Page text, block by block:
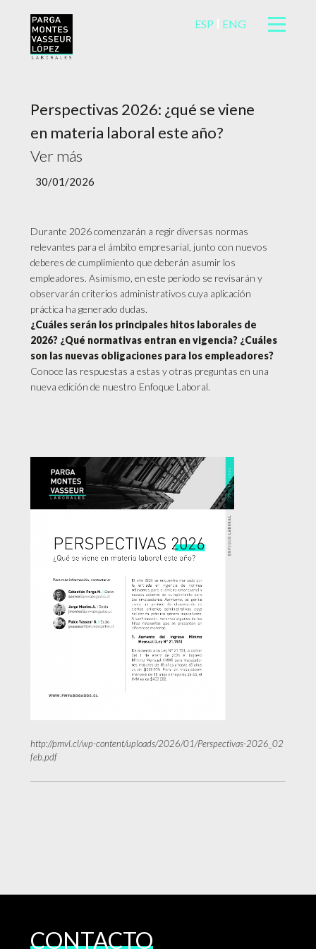
ESP ENG
Perspectivas 2026: ¿qué se viene
en materia laboral este año?
Ver más
30/01/2026
Durante 2026 comenzarán a regir diversas normas
relevantes para el ámbito empresarial, junto con nuevos
deberes de cumplimiento que deberán asumir los
empleadores. Asimismo, en este período se revisarán y
observarán criterios administrativos cuya aplicación
práctica ha generado dudas.
¿Cuáles serán los principales hitos laborales de
2026? ¿Qué normativas entran en vigencia? ¿Cuáles
son las nuevas obligaciones para los empleadores?
Conoce las respuestas a estas y otras preguntas en una
nueva edición de nuestro Enfoque Laboral.
http://pmvl.cl/wp-content/uploads/2026/01/Perspectivas-2026_02
feb.pdf
CONTACTO